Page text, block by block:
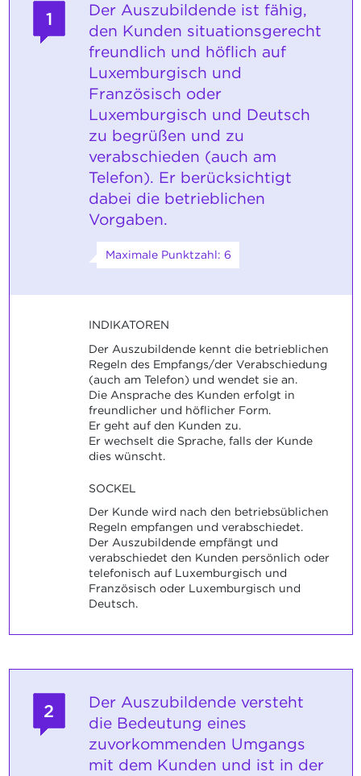
1
Der Auszubildende ist fähig,
den Kunden situationsgerecht
freundlich und höflich auf
Luxemburgisch und
Französisch oder
Luxemburgisch und Deutsch
zu begrüßen und zu
verabschieden (auch am
Telefon). Er berücksichtigt
dabei die betrieblichen
Vorgaben.
Maximale Punktzahl: 6
INDIKATOREN
Der Auszubildende kennt die betrieblichen
Regeln des Empfangs/der Verabschiedung
(auch am Telefon) und wendet sie an.
Die Ansprache des Kunden erfolgt in
freundlicher und höflicher Form.
Er geht auf den Kunden zu.
Er wechselt die Sprache, falls der Kunde
dies wünscht.
SOCKEL
Der Kunde wird nach den betriebsüblichen
Regeln empfangen und verabschiedet.
Der Auszubildende empfängt und
verabschiedet den Kunden persönlich oder
telefonisch auf Luxemburgisch und
Französisch oder Luxemburgisch und
Deutsch.
2
Der Auszubildende versteht
die Bedeutung eines
zuvorkommenden Umgangs
mit dem Kunden und ist in der